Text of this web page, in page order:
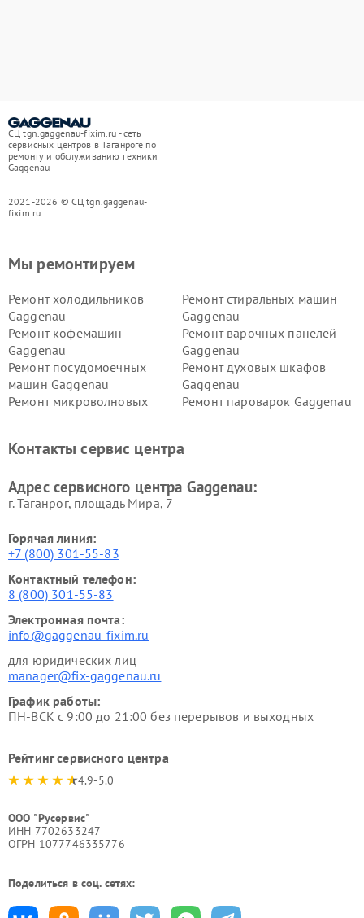
СЦ tgn.gaggenau-fixim.ru - сеть
сервисных центров в Таганроге по
ремонту и обслуживанию техники
Gaggenau
2021-2026 © СЦ tgn.gaggenau-
fixim.ru
Мы ремонтируем
Ремонт холодильников
Gaggenau
Ремонт стиральных машин
Gaggenau
Ремонт кофемашин
Gaggenau
Ремонт варочных панелей
Gaggenau
Ремонт посудомоечных
машин Gaggenau
Ремонт духовых шкафов
Gaggenau
Ремонт микроволновых
Ремонт пароварок Gaggenau
Контакты сервис центра
Адрес сервисного центра Gaggenau:
г. Таганрог, площадь Мира, 7
Горячая линия:
+7 (800) 301-55-83
Контактный телефон:
8 (800) 301-55-83
Электронная почта:
info@gaggenau-fixim.ru
для юридических лиц
manager@fix-gaggenau.ru
График работы:
ПН-ВСК с 9:00 до 21:00 без перерывов и выходных
Рейтинг сервисного центра
4.9-5.0
ООО "Русервис"
ИНН 7702633247
ОГРН 1077746335776
Поделиться в соц. сетях: